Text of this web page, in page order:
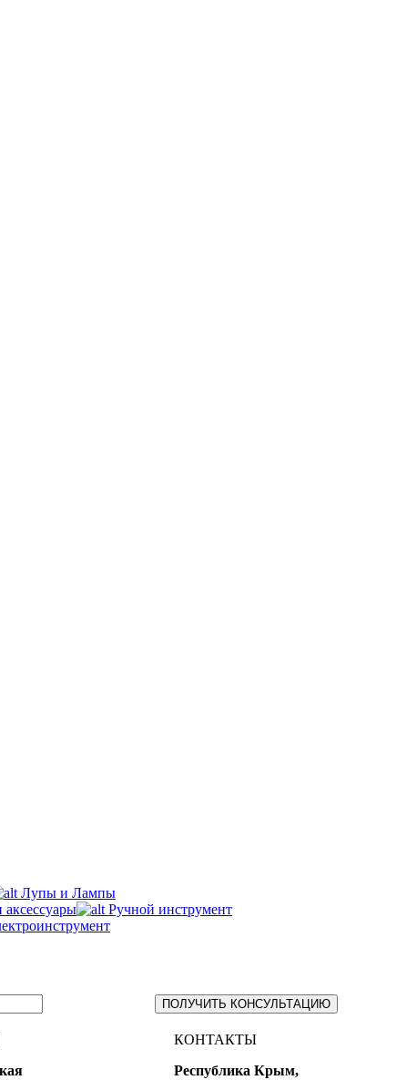
Лупы и Лампы
Ручной инструмент
ПОЛУЧИТЬ КОНСУЛЬТАЦИЮ
КОНТАКТЫ
Республика Крым,